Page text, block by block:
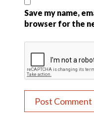
Save my name,
browser for the